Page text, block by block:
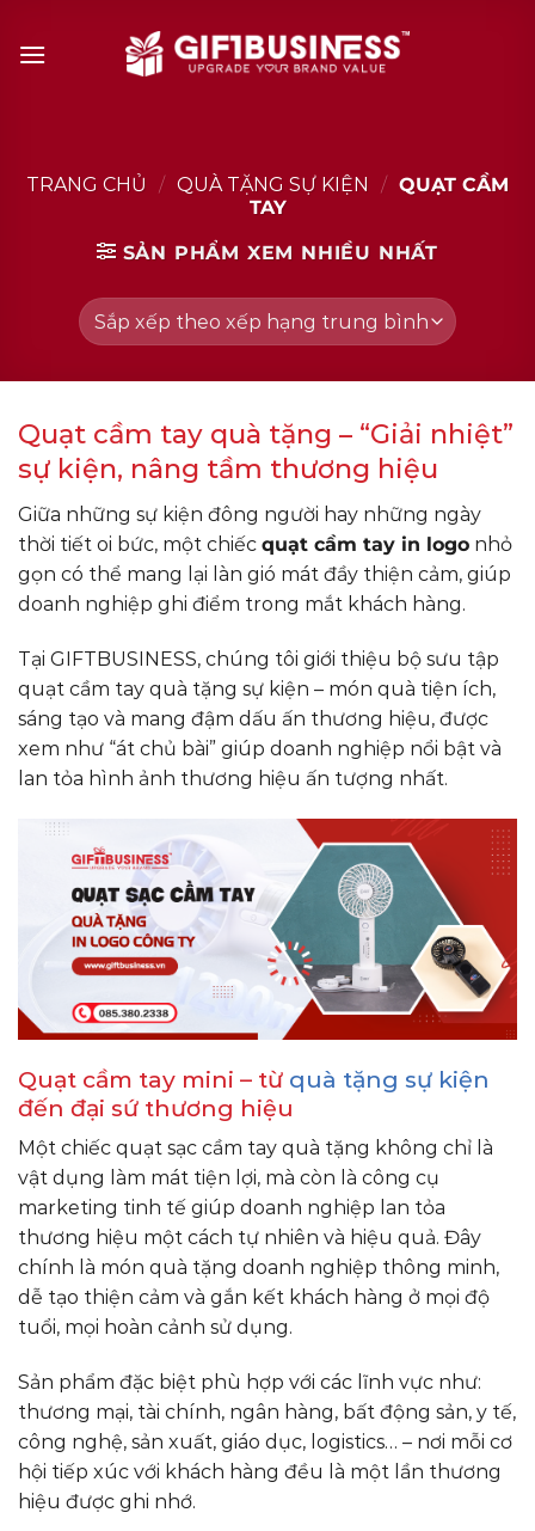
TRANG CHỦ / QUÀ TẶNG SỰ KIỆN / QUẠT CẦM
TAY
SẢN PHẨM XEM NHIỀU NHẤT
Quạt cầm tay quà tặng – “Giải nhiệt”
sự kiện, nâng tầm thương hiệu
Giữa những sự kiện đông người hay những ngày
thời tiết oi bức, một chiếc quạt cầm tay in logo nhỏ
gọn có thể mang lại làn gió mát đầy thiện cảm, giúp
doanh nghiệp ghi điểm trong mắt khách hàng.
Tại GIFTBUSINESS, chúng tôi giới thiệu bộ sưu tập
quạt cầm tay quà tặng sự kiện – món quà tiện ích,
sáng tạo và mang đậm dấu ấn thương hiệu, được
xem như “át chủ bài” giúp doanh nghiệp nổi bật và
lan tỏa hình ảnh thương hiệu ấn tượng nhất.
Quạt cầm tay mini – từ quà tặng sự kiện
đến đại sứ thương hiệu
Một chiếc quạt sạc cầm tay quà tặng không chỉ là
vật dụng làm mát tiện lợi, mà còn là công cụ
marketing tinh tế giúp doanh nghiệp lan tỏa
thương hiệu một cách tự nhiên và hiệu quả. Đây
chính là món quà tặng doanh nghiệp thông minh,
dễ tạo thiện cảm và gắn kết khách hàng ở mọi độ
tuổi, mọi hoàn cảnh sử dụng.
Sản phẩm đặc biệt phù hợp với các lĩnh vực như:
thương mại, tài chính, ngân hàng, bất động sản, y tế,
công nghệ, sản xuất, giáo dục, logistics… – nơi mỗi cơ
hội tiếp xúc với khách hàng đều là một lần thương
hiệu được ghi nhớ.